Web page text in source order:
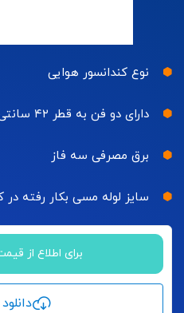
نوع کندانسور هوایی
دارای دو فن به قطر ۴۲ سانتی متر
برق مصرفی سه فاز
سایز لوله مسی بکار رفته در کویل
برای اطلاع از